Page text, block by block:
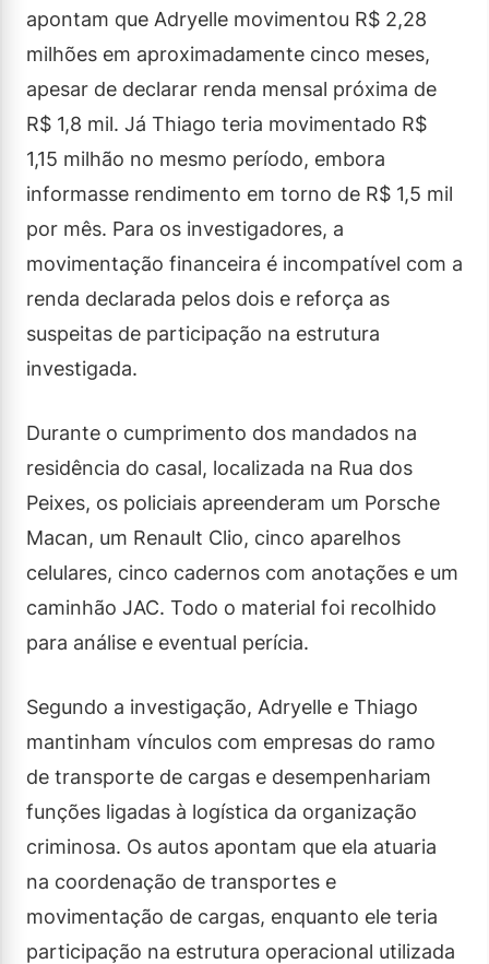
apontam que Adryelle movimentou R$ 2,28
milhões em aproximadamente cinco meses,
apesar de declarar renda mensal próxima de
R$ 1,8 mil. Já Thiago teria movimentado R$
1,15 milhão no mesmo período, embora
informasse rendimento em torno de R$ 1,5 mil
por mês. Para os investigadores, a
movimentação financeira é incompatível com a
renda declarada pelos dois e reforça as
suspeitas de participação na estrutura
investigada.
Durante o cumprimento dos mandados na
residência do casal, localizada na Rua dos
Peixes, os policiais apreenderam um Porsche
Macan, um Renault Clio, cinco aparelhos
celulares, cinco cadernos com anotações e um
caminhão JAC. Todo o material foi recolhido
para análise e eventual perícia.
Segundo a investigação, Adryelle e Thiago
mantinham vínculos com empresas do ramo
de transporte de cargas e desempenhariam
funções ligadas à logística da organização
criminosa. Os autos apontam que ela atuaria
na coordenação de transportes e
movimentação de cargas, enquanto ele teria
participação na estrutura operacional utilizada